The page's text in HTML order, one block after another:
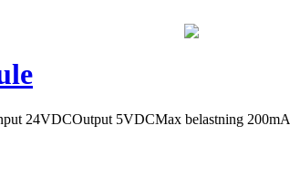
24VDCOutput 5VDCMax belastning 200mA